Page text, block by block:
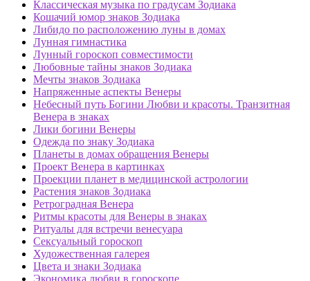
Классическая музыка по градусам Зодиака
Кошачий юмор знаков Зодиака
Либидо по расположению луны в домах
Лунная гимнастика
Лунный гороскоп совместимости
Любовные тайны знаков Зодиака
Мечты знаков Зодиака
Напряженные аспекты Венеры
Небесный путь Богини Любви и красоты. Транзитная
Венера в знаках
Лики богини Венеры
Одежда по знаку Зодиака
Планеты в домах обращения Венеры
Проект Венера в картинках
Проекции планет в медицинской астрологии
Растения знаков Зодиака
Ретроградная Венера
Ритмы красоты для Венеры в знаках
Ритуалы для встречи венесуара
Сексуальный гороскоп
Художественная галерея
Цвета и знаки Зодиака